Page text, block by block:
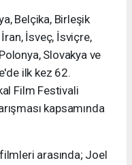
Belçika, Birleşik
İsveç, İsviçre,
Slovakya ve
ilk kez 62.
Film Festivali
kapsamında
arasında; Joel